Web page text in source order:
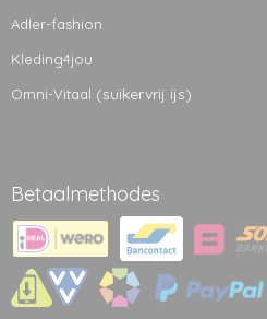
Adler-fashion
Kleding4jou
Omni-Vitaal (suikervrij ijs)
Betaalmethodes